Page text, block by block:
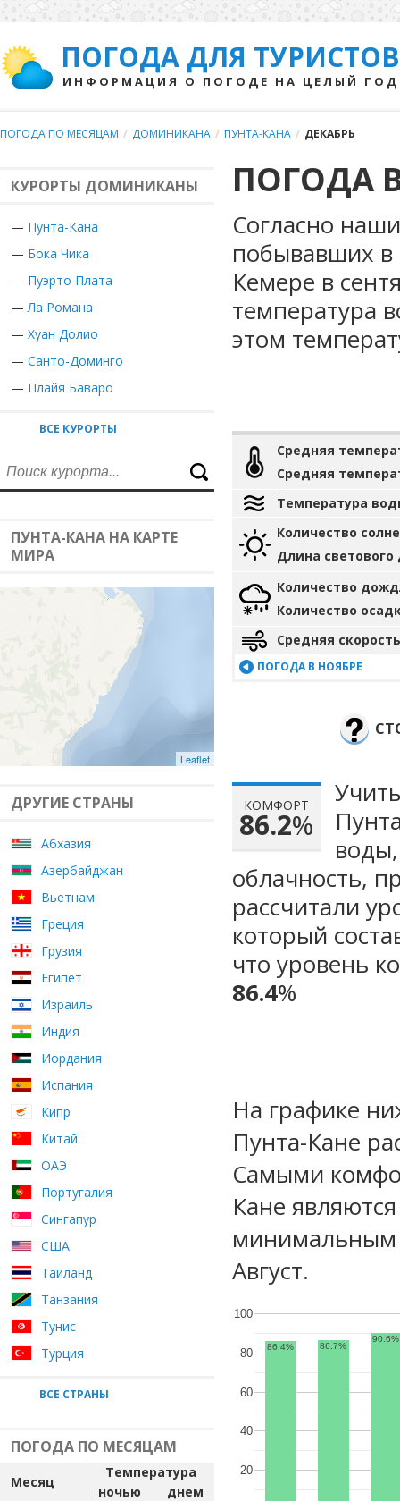
ПОГОДА ДЛЯ ТУРИСТОВ
ИНФОРМАЦИЯ О ПОГОДЕ НА ЦЕЛЫЙ ГОД
ПОГОДА ПО МЕСЯЦАМ / ДОМИНИКАНА / ПУНТА-КАНА / ДЕКАБРЬ
КУРОРТЫ ДОМИНИКАНЫ
— Пунта-Кана
— Бока Чика
— Пуэрто Плата
—Ла Романа
— Хуан Долио
— Санто-Доминго
— Плайя Баваро
ВСЕ КУРОРТЫ
ПУНТА-КАНА НА КАРТЕ
МИРА
Leaflet
ДРУГИЕ СТРАНЫ
Абхазия
Азербайджан
Вьетнам
Греция
Грузия
Египет
Израиль
Индия
Иордания
Испания
Кипр
Китай
ОАЭ
Португалия
Сингапур
США
Таиланд
Танзания
Тунис
Турция
ВСЕ СТРАНЫ
ПОГОДА ПО МЕСЯЦАМ
Месяц
Температура
ночью
днем
ПОГОДА
Согласно
побывавших в
Кемере в
температура
этом
Средняя
Средняя
Температура
Количество
Длина светового
Количество
Количество
Средняя
ПОГОДА В НОЯБРЕ
КОМФОРТ
86.2%
облачность,
рассчитали
который
что уровень
86.4%
На графике
Пунта-Кане
Самыми
Кане
минимальным
Август.
20
40
60
80
100
86.4% 86.7%
90.6%